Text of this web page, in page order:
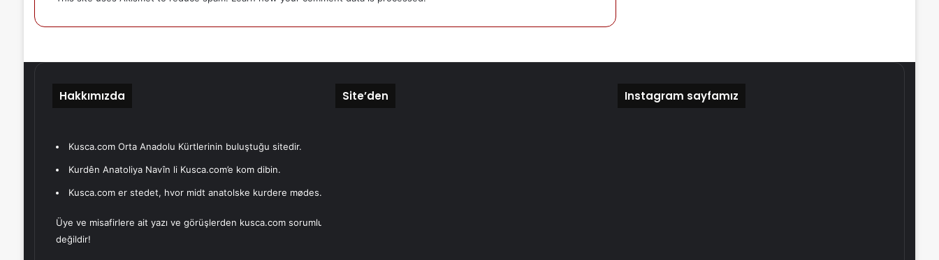
Hakkımızda
Kusca.com Orta Anadolu Kürtlerinin buluştuğu sitedir.
Kurdên Anatoliya Navîn li Kusca.com’e kom dibin.
Kusca.com er stedet, hvor midt anatolske kurdere mødes.
Üye ve misafirlere ait yazı ve görüşlerden kusca.com sorumlu
değildir!
Site’den Instagram sayfamız